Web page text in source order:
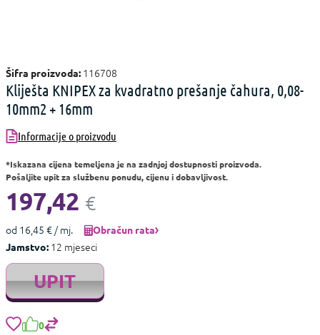
Šifra proizvoda: 116708
Kliješta KNIPEX za kvadratno prešanje čahura, 0,08-
10mm2 + 16mm
Informacije o proizvodu
*Iskazana cijena temeljena je na zadnjoj dostupnosti proizvoda.
Pošaljite upit za službenu ponudu, cijenu i dobavljivost.
197,42 €
od 16,45 € / mj.
Obračun rata
Jamstvo: 12 mjeseci
UPIT
0